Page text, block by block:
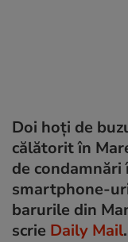
Doi hoți de
călătorit în
de
smartphone-
barurile din
scrie Daily Mail.